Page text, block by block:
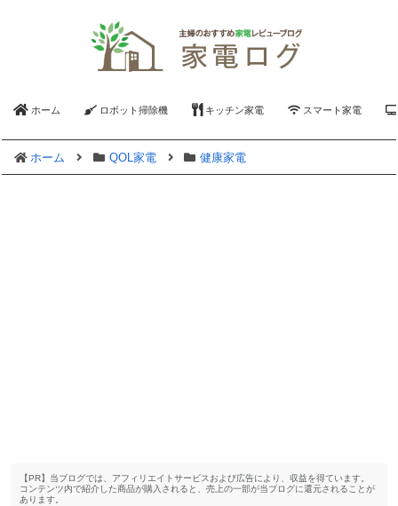
ホーム ロボット掃除機 キッチン家電 スマート家電
ホーム QOL家電 健康家電
【PR】当ブログでは、アフィリエイトサービスおよび広告により、収益を得ています。
コンテンツ内で紹介した商品が購入されると、売上の一部が当ブログに還元されることが
あります。